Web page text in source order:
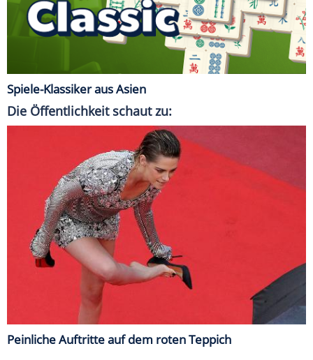
Spiele-Klassiker aus Asien
Die Öffentlichkeit schaut zu:
Peinliche Auftritte auf dem roten Teppich